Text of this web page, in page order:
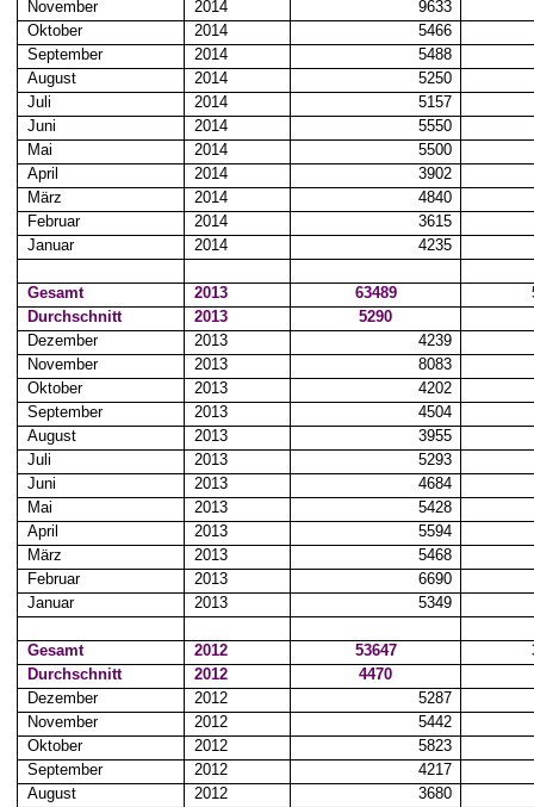
November
2014
9633
Oktober
2014
5466
September
2014
5488
August
2014
5250
Juli
2014
5157
Juni
2014
5550
Mai
2014
5500
April
2014
3902
März
2014
4840
Februar
2014
3615
Januar
2014 4235
Gesamt 2013 63489
Durchschnitt
2013
5290
Dezember
2013
4239
November
2013
8083
Oktober
2013
4202
September
2013
4504
August
2013
3955
Juli
2013
5293
Juni
2013
4684
Mai
2013
5428
April
2013
5594
März
2013
5468
Februar
2013
6690
Januar
2013 5349
Gesamt 2012 53647
Durchschnitt
2012
4470
Dezember
2012
5287
November
2012
5442
Oktober
2012
5823
September
2012
4217
August
2012
3680